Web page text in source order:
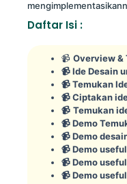
Daftar Isi :
📹 Overview &
📹 Ide Desain
📹 Temukan
📹 Ciptakan
📹 Temukan
📹 Demo
📹 Demo
📹 Demo
📹 Demo
📹 Demo